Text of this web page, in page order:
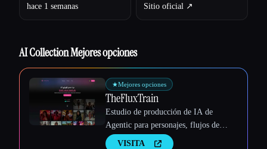
Esc
hace 1 semanas Sitio oficial ↗︎
AI Collection Mejores opciones
★Mejores opciones
TheFluxTrain
Estudio de producción de IA de
Agentic para personajes, flujos de
trabajo y vídeos coherentes
VISITA